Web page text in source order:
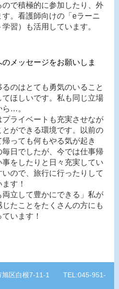
で積極的に参加したり、外
。看護師向けの「eラーニ
習）も活用しています。
メッセージをお願いしま
のはとても勇気のいること
ほしいです。私も同じ立場
ら…。
ライベートも充実させなが
ができる環境です。以前の
っても何もやる気が起き
日でしたが、今では仕事帰
をしたりと日々充実してい
ので、旅行に行ったりして
す！
両立して豊かにできる」私が
たことをたくさんの方にも
います！
旭区白根7-11-1 TEL:045-951-